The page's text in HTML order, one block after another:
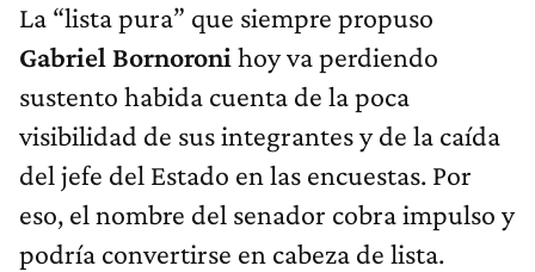
La “lista pura” que siempre propuso
Gabriel Bornoroni hoy va perdiendo
sustento habida cuenta de la poca
visibilidad de sus integrantes y de la caída
del jefe del Estado en las encuestas. Por
eso, el nombre del senador cobra impulso y
podría convertirse en cabeza de lista.